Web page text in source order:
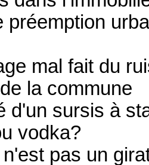
préemption
mal fait du
la commune
d'un sursis à
vodka?
pas un